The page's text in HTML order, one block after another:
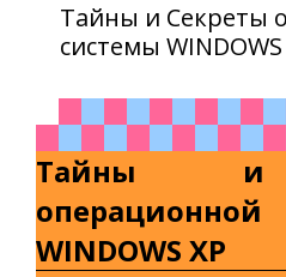
Тайны и Секреты
системы WINDOWS
Тайны и
WINDOWS XP